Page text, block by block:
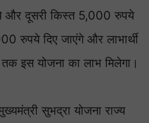
और दूसरी किस्त 5,000 रुपये
रुपये दिए जाएंगे और लाभार्थी
इस योजना का लाभ मिलेगा।
सुभद्रा योजना राज्य